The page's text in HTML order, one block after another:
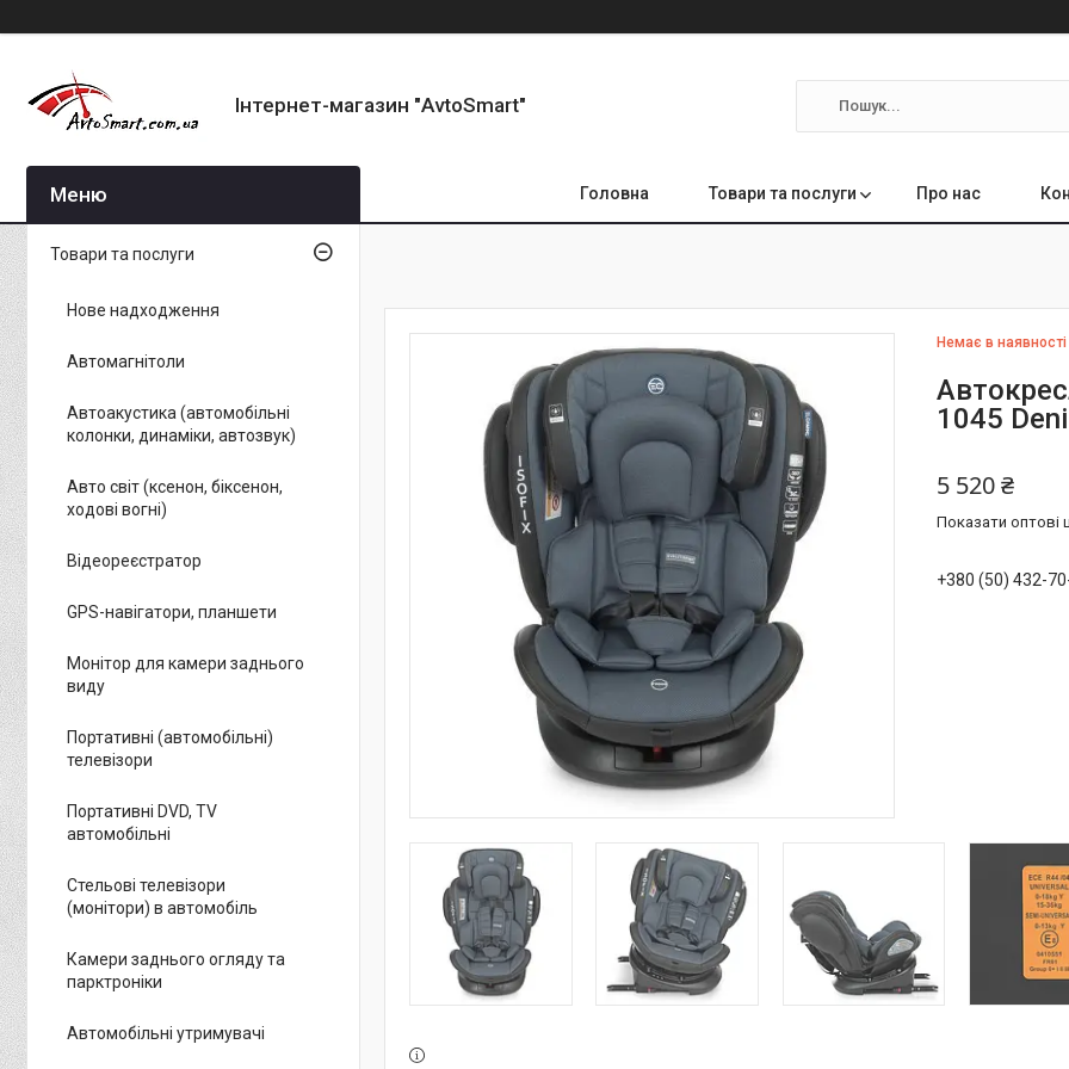
Інтернет-магазин "AvtoSmart"
Головна Товари та послуги Про нас
Немає в наявності
1045
5 520 ₴
Показати оптові
+380 (50) 432-
Товари та послуги
Нове надходження
Автомагнітоли
Автоакустика (автомобільні
колонки, динаміки, автозвук)
Авто світ (ксенон, біксенон,
ходові вогні)
Відеореєстратор
GPS-навігатори, планшети
Монітор для камери заднього
виду
Портативні (автомобільні)
телевізори
Портативні DVD, TV
автомобільні
Стельові телевізори
(монітори) в автомобіль
Камери заднього огляду та
парктроніки
Автомобільні утримувачі